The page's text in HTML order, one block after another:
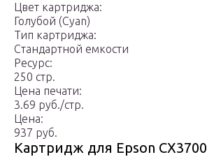
Цвет картриджа:
Голубой (Cyan)
Тип картриджа:
Стандартной емкости
Ресурс:
250 стр.
Цена печати:
3.69 руб./стр.
Цена:
937 руб.
Картридж для Epson CX3700